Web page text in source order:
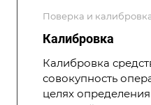
Поверка и
Калибровка
Калибровка
совокупность
целях